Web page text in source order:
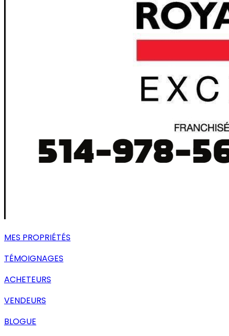
MES PROPRIÉTÉS
TÉMOIGNAGES
ACHETEURS
VENDEURS
BLOGUE